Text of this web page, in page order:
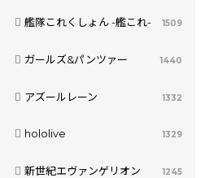
艦隊これくしょん -艦これ- 1509
ガールズ&パンツァー 1440
アズールレーン 1332
hololive 1329
新世紀エヴァンゲリオン 1245